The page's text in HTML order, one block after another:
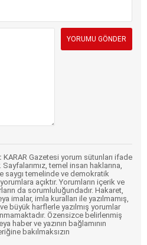
KARAR Gazetesi yorum sütunları ifade
temel insan haklarına,
saygı temelinde ve demokratik
açıktır. Yorumların içerik ve
da sorumluluğundadır. Hakaret,
imalar, imla kuralları ile yazılmamış,
büyük harflerle yazılmış yorumlar
Özensizce belirlenmiş
haber ve yazının bağlamının
bakılmaksızın